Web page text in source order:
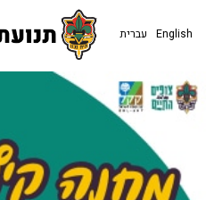
עברית English